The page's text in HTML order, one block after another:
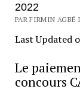
2022
PAR FIRMIN AGBÉ
Last Updated
Le
concours